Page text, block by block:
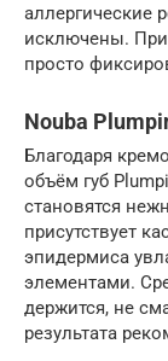
аллергические
исключены.
просто
Nouba
Благодаря
объём губ
становятся
присутствует
эпидермиса
элементами.
держится, не
результата